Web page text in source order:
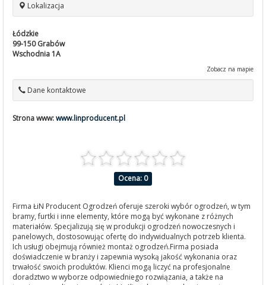
Lokalizacja
Łódzkie
99-150 Grabów
Wschodnia 1A
Zobacz na mapie
Dane kontaktowe
Strona www:www.linproducent.pl
Ocena: 0
Firma ŁiN Producent Ogrodzeń oferuje szeroki wybór ogrodzeń, w tym
bramy, furtki i inne elementy, które mogą być wykonane z różnych
materiałów. Specjalizują się w produkcji ogrodzeń nowoczesnych i
panelowych, dostosowując ofertę do indywidualnych potrzeb klienta.
Ich usługi obejmują również montaż ogrodzeń.Firma posiada
doświadczenie w branży i zapewnia wysoką jakość wykonania oraz
trwałość swoich produktów. Klienci mogą liczyć na profesjonalne
doradztwo w wyborze odpowiedniego rozwiązania, a także na